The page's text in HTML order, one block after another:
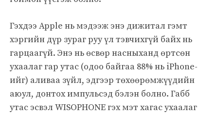
Гэхдээ Apple нь мэдээж энэ дижитал гэмт
хэргийн дүр зураг руу үл тэвчихгүй байх нь
гарцаагүй. Энэ нь өсвөр насныханд өртсөн
ухаалаг гар утас (одоо байгаа 88% нь iPhone-
ийг) аливаа зүйл, эдгээр төхөөрөмжүүдийн
аюул, донтох импульсэд бэлэн болно. Габб
утас эсвэл WISOPHONE гэх мэт хагас ухаалаг